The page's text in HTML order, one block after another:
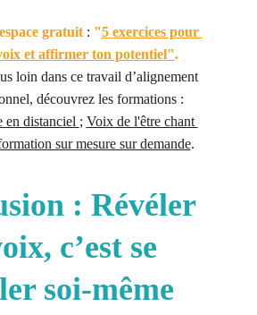
gratuit : "5 exercices pour
et affirmer ton potentiel".
loin dans ce travail d’alignement
découvrez les formations :
en distanciel ; Voix de l'être chant
sur mesure sur demande.
: Révéler
c’est se
soi-même